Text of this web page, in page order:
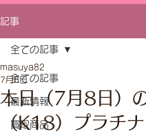
記事
全ての記事
最新情報
買取商品
全ての記事
本日（7月8日）
（K18）プラチナ
masuya82
7月8日